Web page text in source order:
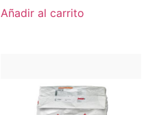
Añadir al carrito